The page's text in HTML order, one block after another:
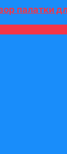
палатки